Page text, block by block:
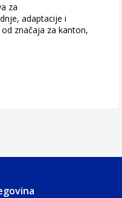
za
adaptacije i
značaja za kanton,